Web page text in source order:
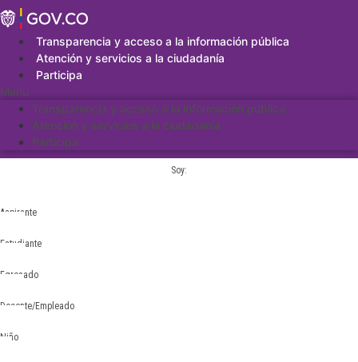
Saltar
al
contenidoTransparencia y acceso a la información pública
Atención y servicios a la ciudadanía
Participa
Menu
Transparencia y acceso a la información pública
Atención y servicios a la ciudadanía
Participa
Soy:
Aspirante
Estudiante
Egresado
Docente/Empleado
Niño